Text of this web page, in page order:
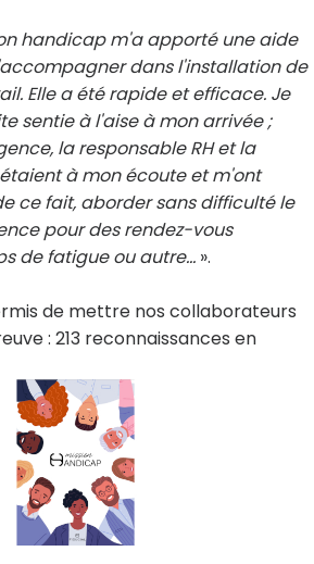
handicap m'a apporté une aide
dans l'installation de
Elle a été rapide et efficace. Je
sentie à l'aise à mon arrivée ;
la responsable RH et la
à mon écoute et m'ont
ce fait, aborder sans difficulté le
pour des rendez-vous
de fatigue ou autre… ».
de mettre nos collaborateurs
: 213 reconnaissances en